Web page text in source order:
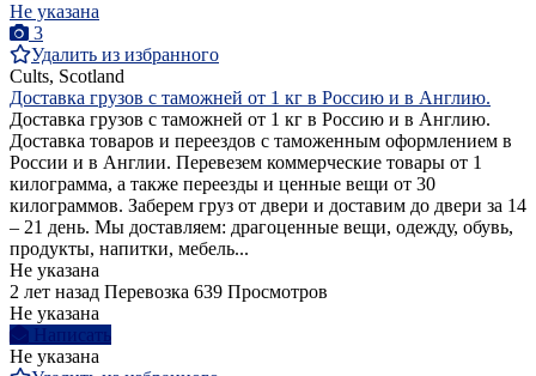
Не указана
3
Удалить из избранного
Cults, Scotland
Доставка грузов с таможней от 1 кг в Россию и в Англию.
Доставка грузов с таможней от 1 кг в Россию и в Англию.
Доставка товаров и переездов с таможенным оформлением в
России и в Англии. Перевезем коммерческие товары от 1
килограмма, а также переезды и ценные вещи от 30
килограммов. Заберем груз от двери и доставим до двери за 14
– 21 день. Мы доставляем: драгоценные вещи, одежду, обувь,
продукты, напитки, мебель...
Не указана
2 лет назад Перевозка 639 Просмотров
Не указана
Написать
Не указана